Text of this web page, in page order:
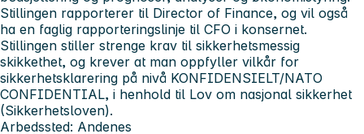
Stillingen rapporterer til Director of Finance, og vil også
ha en faglig rapporteringslinje til CFO i konsernet.
Stillingen stiller strenge krav til sikkerhetsmessig
skikkethet, og krever at man oppfyller vilkår for
sikkerhetsklarering på nivå KONFIDENSIELT/NATO
CONFIDENTIAL, i henhold til Lov om nasjonal sikkerhet
(Sikkerhetsloven).
Arbedssted: Andenes